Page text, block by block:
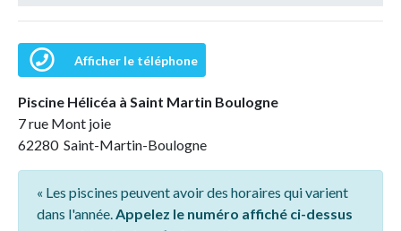
Afficher le téléphone
Piscine Hélicéa à Saint Martin Boulogne
7 rue Mont joie
62280 Saint-Martin-Boulogne
« Les piscines peuvent avoir des horaires qui varient
dans l'année.Appelez le numéro affiché ci-dessus